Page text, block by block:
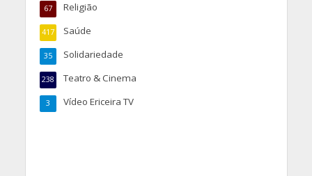
Religião
67
Saúde
417
Solidariedade
35
Teatro & Cinema
238
Vídeo Ericeira TV
3